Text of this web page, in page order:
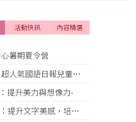
暑期夏令營
[營隊]📌2026年夏，超人氣國語日報兒童商學院搶先報！
提升美力與想像力-
[營隊]🖌️書法夏季班：提升文字美感，培養專注力—
活動快訊 內容精選